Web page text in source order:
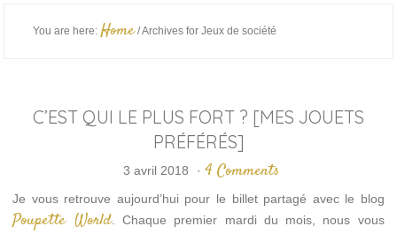
You are here: Home /Archives for Jeux de société
C’EST QUI LE PLUS FORT ? [MES JOUETS
PRÉFÉRÉS]
3 avril 2018 · 4 Comments
Je vous retrouve aujourd’hui pour le billet partagé avec le blog
Poupette World. Chaque premier mardi du mois, nous vous